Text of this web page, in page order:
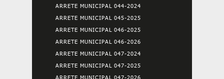
ARRETE MUNICIPAL 044-2024
ARRETE MUNICIPAL 045-2025
ARRETE MUNICIPAL 046-2025
ARRETE MUNICIPAL 046-2026
ARRETE MUNICIPAL 047-2024
ARRETE MUNICIPAL 047-2025
ARRETE MUNICIPAL 047-2026